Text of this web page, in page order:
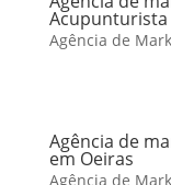
Acupunturista
Agência de
Agência de
em Oeiras
Agência de